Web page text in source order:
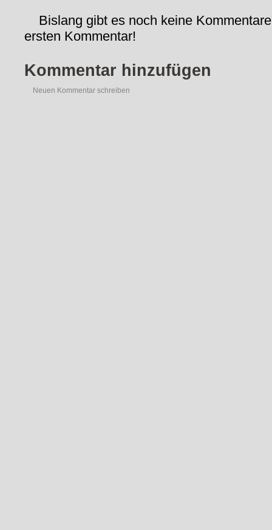
Bislang gibt es noch keine
ersten Kommentar!
Kommentar hinzufügen
Neuen Kommentar schreiben